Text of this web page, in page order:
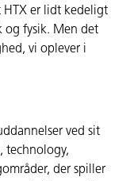
HTX er lidt kedeligt
og fysik. Men det
vi oplever i
ved sit
technology,
der spiller